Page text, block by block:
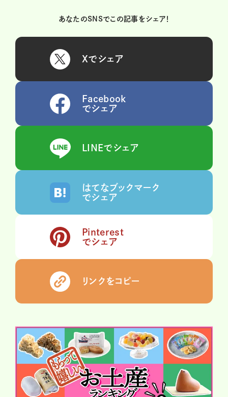
あなたのSNSでこの記事をシェア！
Xでシェア
Facebook
でシェア
LINEでシェア
はてなブックマーク
でシェア
Pinterest
でシェア
リンクをコピー